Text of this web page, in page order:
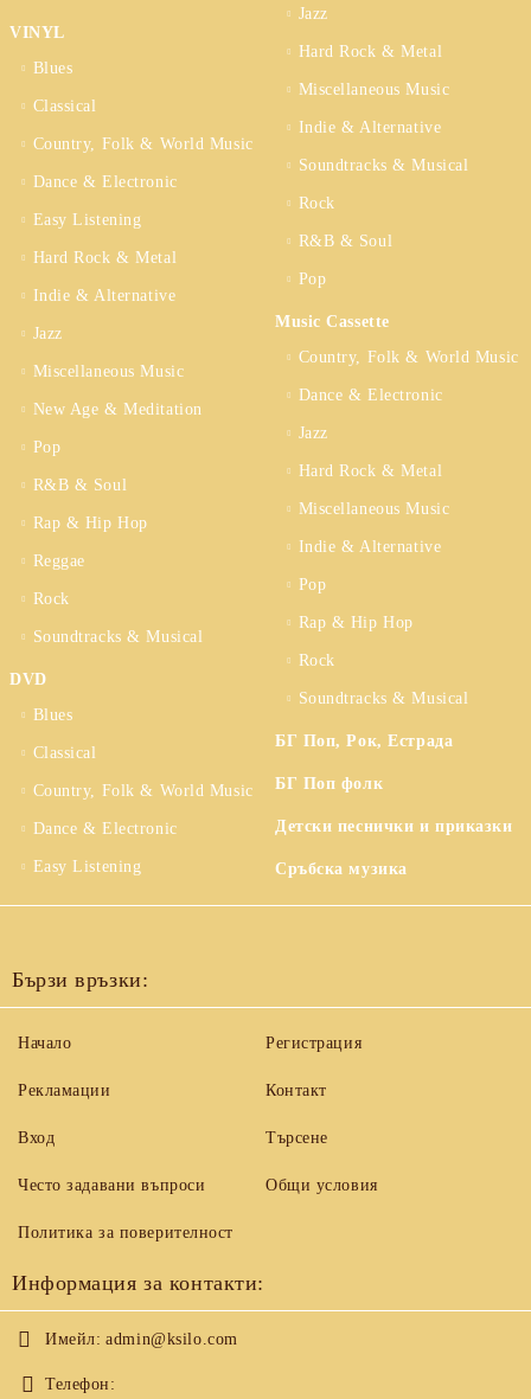
VINYL
Blues
Classical
Country, Folk & World Music
Dance & Electronic
Easy Listening
Hard Rock & Metal
Indie & Alternative
Jazz
Miscellaneous Music
New Age & Meditation
Pop
R&B & Soul
Rap & Hip Hop
Reggae
Rock
Soundtracks & Musical
DVD
Blues
Classical
Country, Folk & World Music
Dance & Electronic
Easy Listening
Jazz
Hard Rock & Metal
Miscellaneous Music
Indie & Alternative
Soundtracks & Musical
Rock
R&B & Soul
Pop
Music Cassette
Country, Folk & World Music
Dance & Electronic
Jazz
Hard Rock & Metal
Miscellaneous Music
Indie & Alternative
Pop
Rap & Hip Hop
Rock
Soundtracks & Musical
БГ Поп, Рок, Естрада
БГ Поп фолк
Детски песнички и приказки
Сръбска музика
Бързи връзки:
Начало
Рекламации
Вход
Често задавани въпроси
Регистрация
Контакт
Търсене
Общи условия
Политика за поверителност
Информация за контакти:
Имейл: admin@ksilo.com
Телефон: